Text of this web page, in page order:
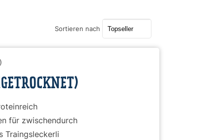
Sortieren nach
für zwischendurch
Traingsleckerli